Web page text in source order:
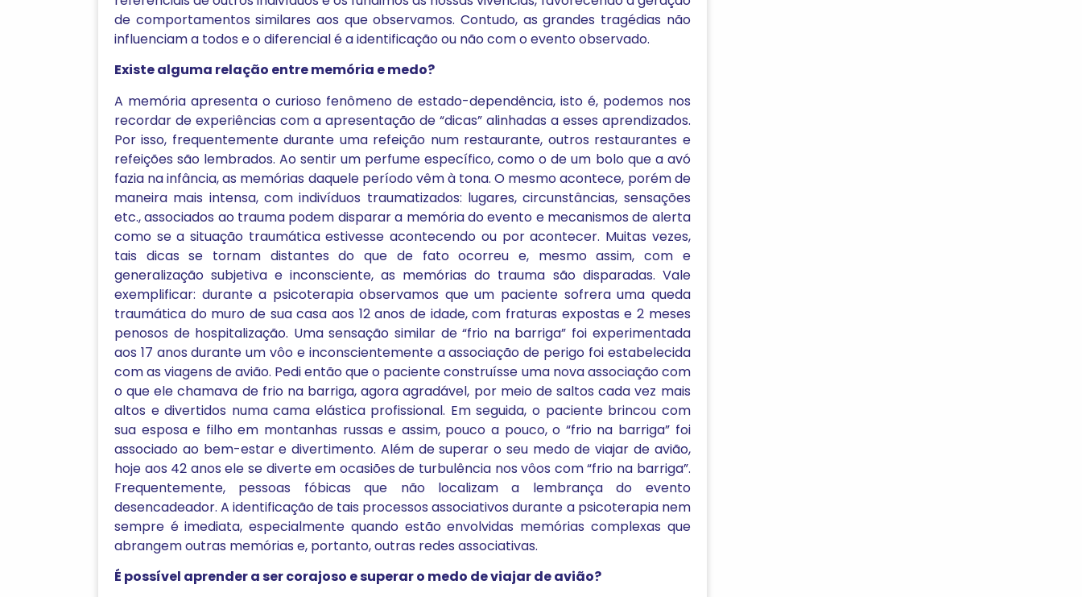
de comportamentos similares aos que observamos. Contudo, as grandes tragédias não
influenciam a todos e o diferencial é a identificação ou não com o evento observado.
Existe alguma relação entre memória e medo?
A memória apresenta o curioso fenômeno de estado-dependência, isto é, podemos nos
recordar de experiências com a apresentação de “dicas” alinhadas a esses aprendizados.
Por isso, frequentemente durante uma refeição num restaurante, outros restaurantes e
refeições são lembrados. Ao sentir um perfume específico, como o de um bolo que a avó
fazia na infância, as memórias daquele período vêm à tona. O mesmo acontece, porém de
maneira mais intensa, com indivíduos traumatizados: lugares, circunstâncias, sensações
etc., associados ao trauma podem disparar a memória do evento e mecanismos de alerta
como se a situação traumática estivesse acontecendo ou por acontecer. Muitas vezes,
tais dicas se tornam distantes do que de fato ocorreu e, mesmo assim, com e
generalização subjetiva e inconsciente, as memórias do trauma são disparadas. Vale
exemplificar: durante a psicoterapia observamos que um paciente sofrera uma queda
traumática do muro de sua casa aos 12 anos de idade, com fraturas expostas e 2 meses
penosos de hospitalização. Uma sensação similar de “frio na barriga” foi experimentada
aos 17 anos durante um vôo e inconscientemente a associação de perigo foi estabelecida
com as viagens de avião. Pedi então que o paciente construísse uma nova associação com
o que ele chamava de frio na barriga, agora agradável, por meio de saltos cada vez mais
altos e divertidos numa cama elástica profissional. Em seguida, o paciente brincou com
sua esposa e filho em montanhas russas e assim, pouco a pouco, o “frio na barriga” foi
associado ao bem-estar e divertimento. Além de superar o seu medo de viajar de avião,
hoje aos 42 anos ele se diverte em ocasiões de turbulência nos vôos com “frio na barriga”.
Frequentemente, pessoas fóbicas que não localizam a lembrança do evento
desencadeador. A identificação de tais processos associativos durante a psicoterapia nem
sempre é imediata, especialmente quando estão envolvidas memórias complexas que
abrangem outras memórias e, portanto, outras redes associativas.
É possível aprender a ser corajoso e superar o medo de viajar de avião?